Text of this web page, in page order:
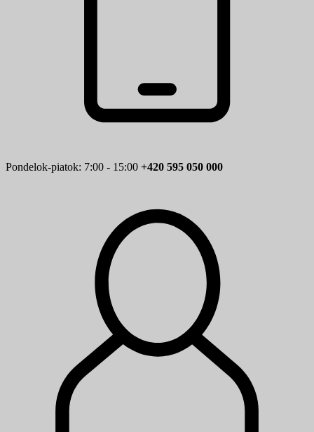
Pondelok-piatok: 7:00 - 15:00 +420 595 050 000